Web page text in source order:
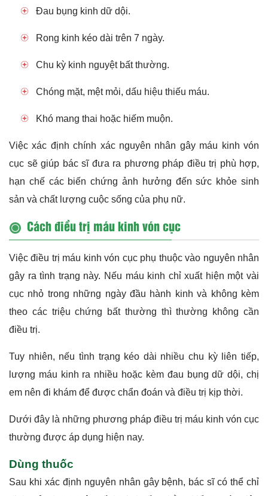
Đau bụng kinh dữ dội.
Rong kinh kéo dài trên 7 ngày.
Chu kỳ kinh nguyệt bất thường.
Chóng mặt, mệt mỏi, dấu hiệu thiếu máu.
Khó mang thai hoặc hiếm muộn.
Việc xác định chính xác nguyên nhân gây máu kinh vón
cục sẽ giúp bác sĩ đưa ra phương pháp điều trị phù hợp,
hạn chế các biến chứng ảnh hưởng đến sức khỏe sinh
sản và chất lượng cuộc sống của phụ nữ.
Cách điều trị máu kinh vón cục
Việc điều trị máu kinh vón cục phụ thuộc vào nguyên nhân
gây ra tình trạng này. Nếu máu kinh chỉ xuất hiện một vài
cục nhỏ trong những ngày đầu hành kinh và không kèm
theo các triệu chứng bất thường thì thường không cần
điều trị.
Tuy nhiên, nếu tình trạng kéo dài nhiều chu kỳ liên tiếp,
lượng máu kinh ra nhiều hoặc kèm đau bụng dữ dội, chị
em nên đi khám để được chẩn đoán và điều trị kịp thời.
Dưới đây là những phương pháp điều trị máu kinh vón cục
thường được áp dụng hiện nay.
Dùng thuốc
Sau khi xác định nguyên nhân gây bệnh, bác sĩ có thể chỉ